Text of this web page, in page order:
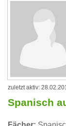
zuletzt aktiv:
Spanisch